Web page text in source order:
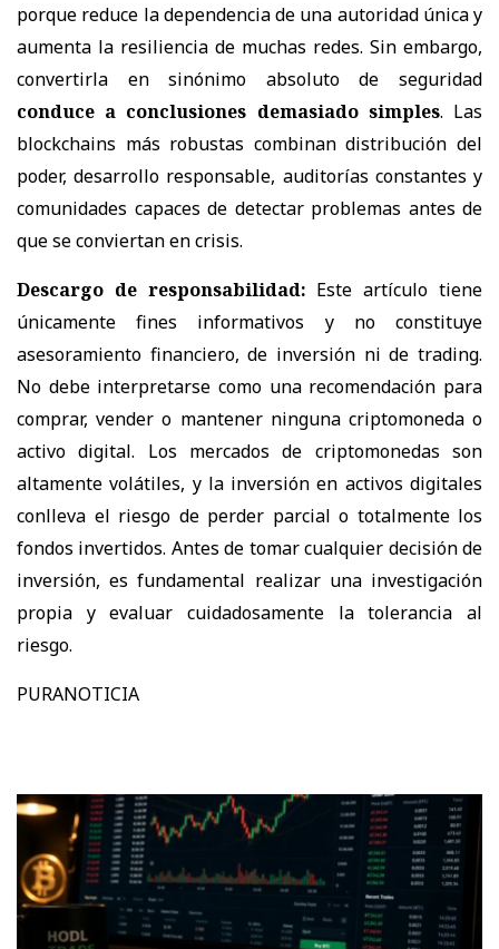
porque reduce la dependencia de una autoridad única y
aumenta la resiliencia de muchas redes. Sin embargo,
convertirla en sinónimo absoluto de seguridad
conduce a conclusiones demasiado simples. Las
blockchains más robustas combinan distribución del
poder, desarrollo responsable, auditorías constantes y
comunidades capaces de detectar problemas antes de
que se conviertan en crisis.
Descargo de responsabilidad: Este artículo tiene
únicamente fines informativos y no constituye
asesoramiento financiero, de inversión ni de trading.
No debe interpretarse como una recomendación para
comprar, vender o mantener ninguna criptomoneda o
activo digital. Los mercados de criptomonedas son
altamente volátiles, y la inversión en activos digitales
conlleva el riesgo de perder parcial o totalmente los
fondos invertidos. Antes de tomar cualquier decisión de
inversión, es fundamental realizar una investigación
propia y evaluar cuidadosamente la tolerancia al
riesgo.
PURANOTICIA